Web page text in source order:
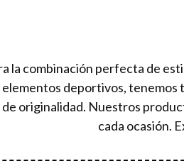
la combinación perfecta de
deportivos, tenemos
originalidad. Nuestros
cada ocasión.